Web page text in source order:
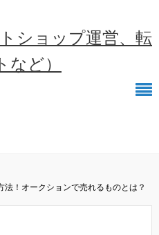
ショップ運営、転
ど）
法！オークションで売れるものとは？